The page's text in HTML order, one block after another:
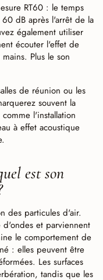
RT60 : le temps
dB après l'arrêt de la
également utiliser
écouter l'effet de
Plus le son
de réunion ou les
souvent la
l'installation
à effet acoustique
est son
des particules d'air.
d'ondes et parviennent
le comportement de
: elles peuvent être
Les surfaces
tandis que les